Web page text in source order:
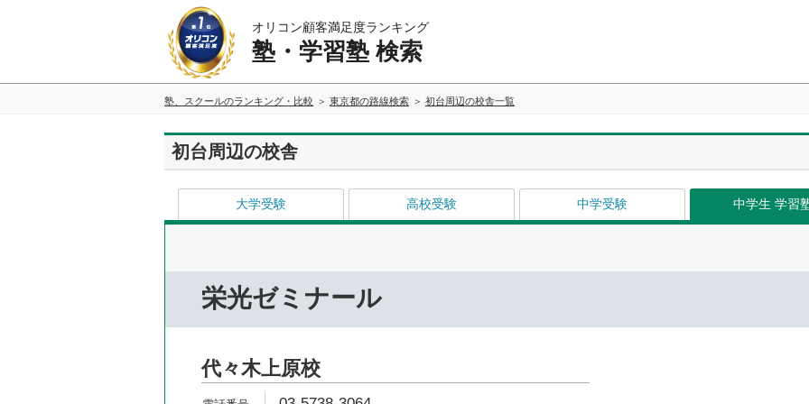
オリコン顧客満足度ランキング
塾・学習塾 検索
塾、スクールのランキング・比較 東京都の路線検索 初台周辺の校舎一覧
初台周辺の校舎
大学受験 高校受験 中学受験 中学生 学習
栄光ゼミナール
代々木上原校